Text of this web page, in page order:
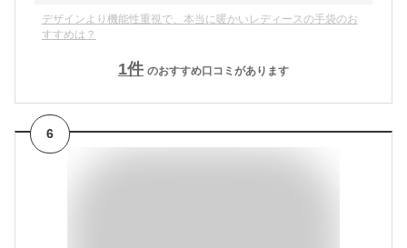
デザインより機能性重視で、本当に暖かいレディースの手袋のお
すすめは？
1件 のおすすめ口コミがあります
6